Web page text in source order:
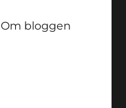
Om bloggen